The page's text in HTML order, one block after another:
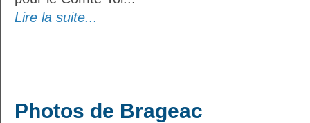
Lire la suite...
Photos de Brageac